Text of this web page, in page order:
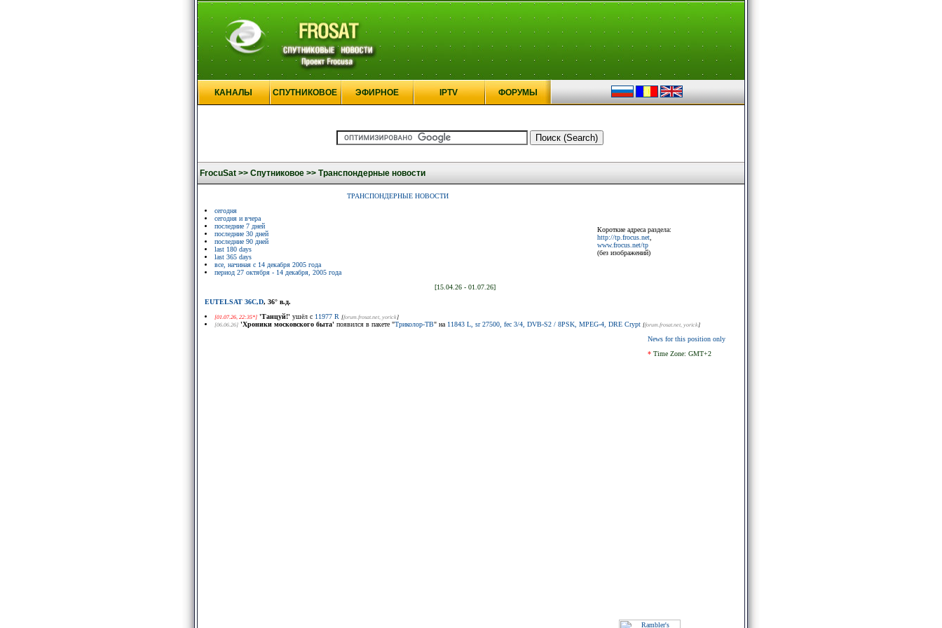
КАНАЛЫ СПУТНИКОВОЕ ЭФИРНОЕ IPTV ФОРУМЫ
FrocuSat >> Спутниковое >> Транспондерные новости
ТРАНСПОНДЕРНЫЕ НОВОСТИ
сегодня
сегодня и вчера
последние 7 дней
последние 30 дней
последние 90 дней
last 180 days
last 365 days
все, начиная с 14 декабря 2005 года
период 27 октября - 14 декабря, 2005 года
Короткие адреса раздела:
http://tp.frocus.net
www.frocus.net/tp
(без изображений)
[15.04.26 - 01.07.26]
EUTELSAT 36C,D, 36° в.д.
[01.07.26, 22:35*] 'Танцуй!' ушёл с 11977 R [forum.frosat.net, yorick]
[06.06.26] 'Хроники московского быта' появился в пакете "Триколор-ТВ" на 11843 L, sr 27500, fec 3/4, DVB-S2 / 8PSK, MPEG-4, DRE Crypt [forum.frosat.net, yorick]
News for this position only
* Time Zone: GMT+2